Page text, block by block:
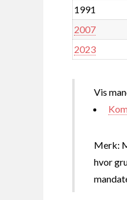
1991
2007
2023
Vis
Merk:
hvor